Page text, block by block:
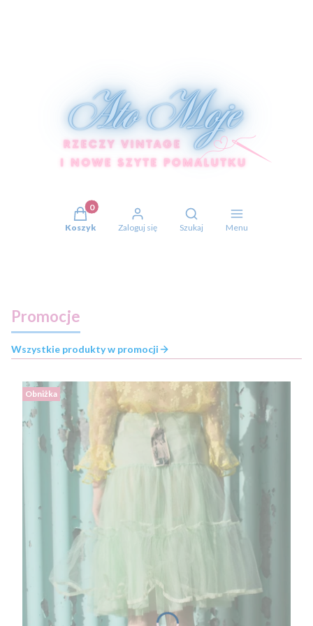
Produkty w koszyku: 0. Zobacz szczegóły
Koszyk Zaloguj się
Otwórz wyszukiwarkę
Szukaj Menu
Promocje
Wszystkie produkty w promocji
Obniżka